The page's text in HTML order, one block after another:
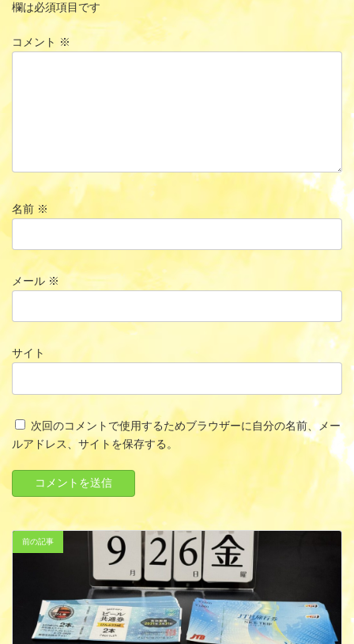
欄は必須項目です
コメント ※
名前 ※
メール ※
サイト
次回のコメントで使用するためブラウザーに自分の名前、メー
ルアドレス、サイトを保存する。
前の記事